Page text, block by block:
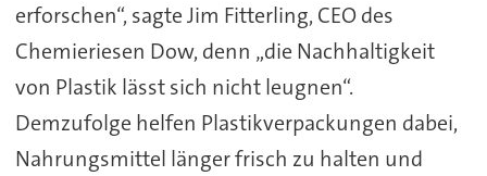
erforschen“, sagte Jim Fitterling, CEO des
Chemieriesen Dow, denn „die Nachhaltigkeit
von Plastik lässt sich nicht leugnen“.
Demzufolge helfen Plastikverpackungen dabei,
Nahrungsmittel länger frisch zu halten und